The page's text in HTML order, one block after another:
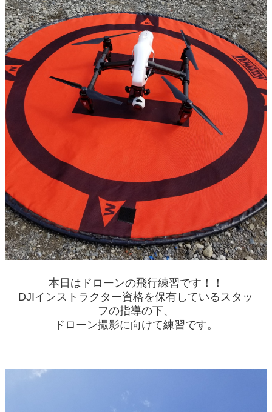
本日はドローンの飛行練習です！！
DJIインストラクター資格を保有しているスタッ
フの指導の下、
ドローン撮影に向けて練習です。